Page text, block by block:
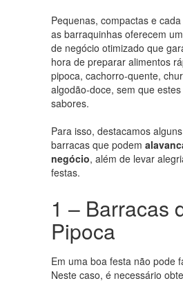
Pequenas, compactas e
as barraquinhas oferecem
de negócio otimizado que
hora de preparar alimentos
pipoca, cachorro-quente,
algodão-doce, sem que
sabores.
Para isso, destacamos
barracas que podem
negócio, além de levar
festas.
1 – Barracas
Pipoca
Em uma boa festa não pode
Neste caso, é necessário